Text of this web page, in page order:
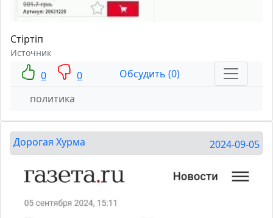
Стiртiп
Источник
0 0
Обсудить (0)
политика
Дорогая Хурма 2024-09-05